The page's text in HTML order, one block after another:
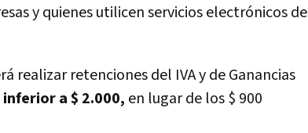
y quienes utilicen servicios electrónicos de
realizar retenciones del IVA y de Ganancias
a $ 2.000, en lugar de los $ 900